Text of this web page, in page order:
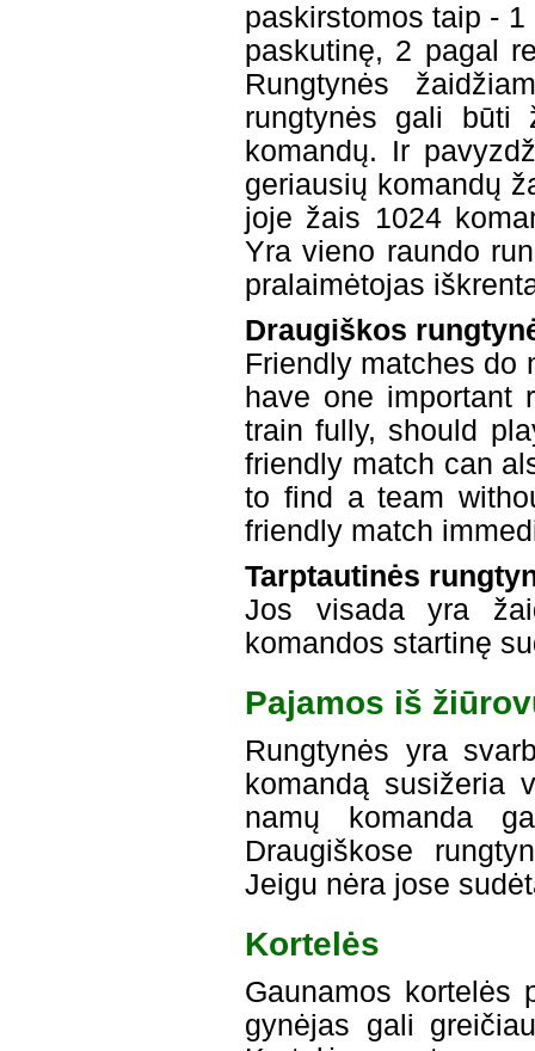
paskirstomos taip -
paskutinę, 2 pagal
Rungtynės
rungtynės gali
komandų. Ir
geriausių komandų
joje žais 1024
Yra vieno raundo
pralaimėtojas
Draugiškos
Friendly matches do
have one important
train fully, should
friendly match can
to find a team
friendly match
Tarptautinės
Jos visada yra
komandos startinę
Pajamos iš
Rungtynės yra
komandą susižeria
namų komanda
Draugiškose
Jeigu nėra jose
Kortelės
Gaunamos kortelės
gynėjas gali